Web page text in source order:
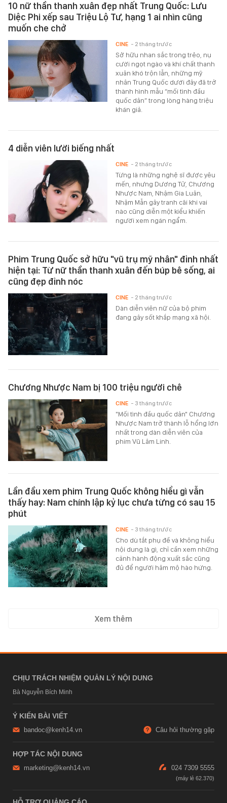
10 nữ thần thanh xuân đẹp nhất Trung Quốc: Lưu
Diệc Phi xếp sau Triệu Lộ Tư, hạng 1 ai nhìn cũng
muốn che chở
Sở hữu nhan sắc trong trẻo, nụ
cười ngọt ngào và khí chất thanh
xuân khó trộn lẫn, những mỹ
nhân Trung Quốc dưới đây đã trở
thành hình mẫu “mối tình đầu
quốc dân” trong lòng hàng triệu
khán giả.
CINE - 2 tháng trước
4 diễn viên lười biếng nhất
Từng là những nghệ sĩ được yêu
mến, nhưng Dương Tử, Chương
Nhược Nam, Nhậm Gia Luân,
Nhậm Mẫn gây tranh cãi khi vai
nào cũng diễn một kiểu khiến
người xem ngán ngẩm.
CINE - 2 tháng trước
Phim Trung Quốc sở hữu "vũ trụ mỹ nhân" đỉnh nhất
hiện tại: Từ nữ thần thanh xuân đến búp bê sống, ai
cũng đẹp đỉnh nóc
Dàn diễn viên nữ của bộ phim
đang gây sốt khắp mạng xã hội.
CINE - 2 tháng trước
Chương Nhược Nam bị 100 triệu người chê
"Mối tình đầu quốc dân" Chương
Nhược Nam trở thành lỗ hổng lớn
nhất trong dàn diễn viên của
phim Vũ Lâm Linh.
CINE - 3 tháng trước
Lần đầu xem phim Trung Quốc không hiểu gì vẫn
thấy hay: Nam chính lập kỷ lục chưa từng có sau 15
phút
Cho dù tắt phụ đề và không hiểu
nội dung là gì, chỉ cần xem những
cảnh hành động xuất sắc cũng
đủ để người hâm mộ hào hứng.
CINE - 3 tháng trước
Xem thêm
CHỊU TRÁCH NHIỆM QUẢN LÝ NỘI DUNG
Bà Nguyễn Bích Minh
Ý KIẾN BÀI VIẾT
bandoc@kenh14.vn Câu hỏi thường gặp
HỢP TÁC NỘI DUNG
marketing@kenh14.vn 024 7309 5555